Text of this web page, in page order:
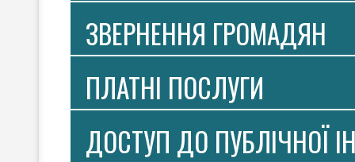
ЗВЕРНЕННЯ ГРОМАДЯН
ПЛАТНI ПОСЛУГИ
ДОСТУП ДО ПУБЛІЧНОЇ